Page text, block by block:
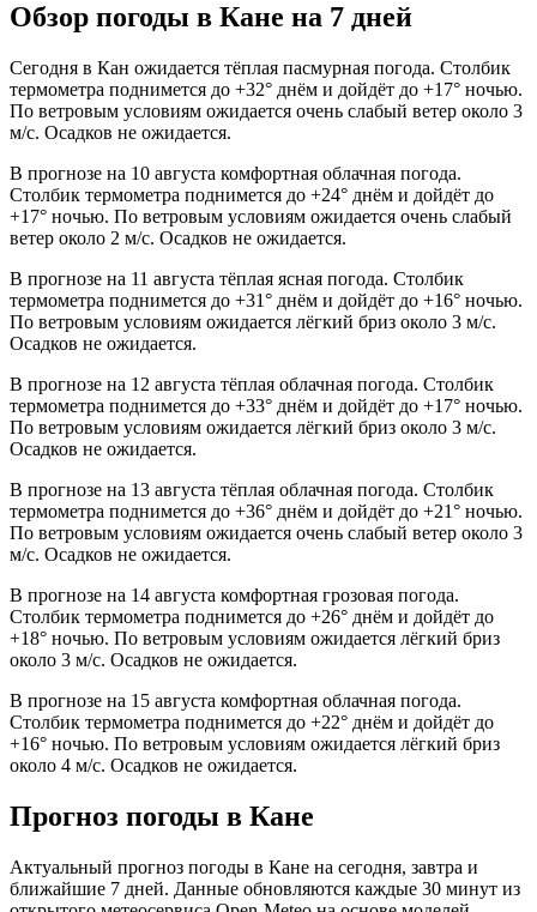
Обзор погоды в Кане на 7 дней
Сегодня в Кан ожидается тёплая пасмурная погода. Столбик
термометра поднимется до +32° днём и дойдёт до +17° ночью.
По ветровым условиям ожидается очень слабый ветер около 3
м/с. Осадков не ожидается.
В прогнозе на 10 августа комфортная облачная погода.
Столбик термометра поднимется до +24° днём и дойдёт до
+17° ночью. По ветровым условиям ожидается очень слабый
ветер около 2 м/с. Осадков не ожидается.
В прогнозе на 11 августа тёплая ясная погода. Столбик
термометра поднимется до +31° днём и дойдёт до +16° ночью.
По ветровым условиям ожидается лёгкий бриз около 3 м/с.
Осадков не ожидается.
В прогнозе на 12 августа тёплая облачная погода. Столбик
термометра поднимется до +33° днём и дойдёт до +17° ночью.
По ветровым условиям ожидается лёгкий бриз около 3 м/с.
Осадков не ожидается.
В прогнозе на 13 августа тёплая облачная погода. Столбик
термометра поднимется до +36° днём и дойдёт до +21° ночью.
По ветровым условиям ожидается очень слабый ветер около 3
м/с. Осадков не ожидается.
В прогнозе на 14 августа комфортная грозовая погода.
Столбик термометра поднимется до +26° днём и дойдёт до
+18° ночью. По ветровым условиям ожидается лёгкий бриз
около 3 м/с. Осадков не ожидается.
В прогнозе на 15 августа комфортная облачная погода.
Столбик термометра поднимется до +22° днём и дойдёт до
+16° ночью. По ветровым условиям ожидается лёгкий бриз
около 4 м/с. Осадков не ожидается.
Прогноз погоды в Кане
Актуальный прогноз погоды в Кане на сегодня, завтра и
ближайшие 7 дней. Данные обновляются каждые 30 минут из